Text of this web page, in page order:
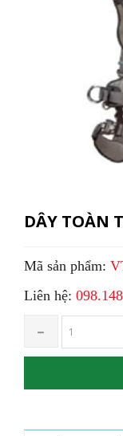
DÂY TOÀN
Mã sản phẩm:
Liên hệ: